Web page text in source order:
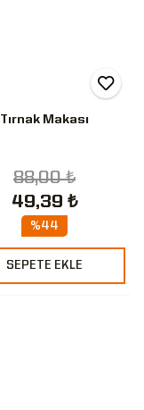
Tırnak Makası
88,00 ₺
49,39 ₺
%44
SEPETE EKLE